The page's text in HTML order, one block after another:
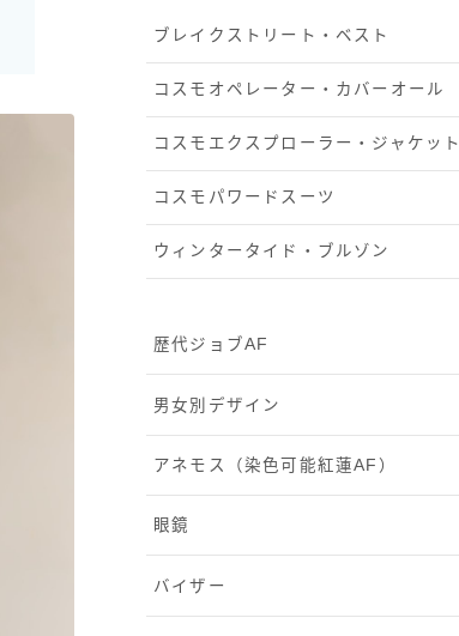
ブレイクストリート・ベスト
コスモオペレーター・カバーオール
コスモエクスプローラー・ジャケット
コスモパワードスーツ
ウィンタータイド・ブルゾン
歴代ジョブAF
男女別デザイン
アネモス（染色可能紅蓮AF）
眼鏡
バイザー